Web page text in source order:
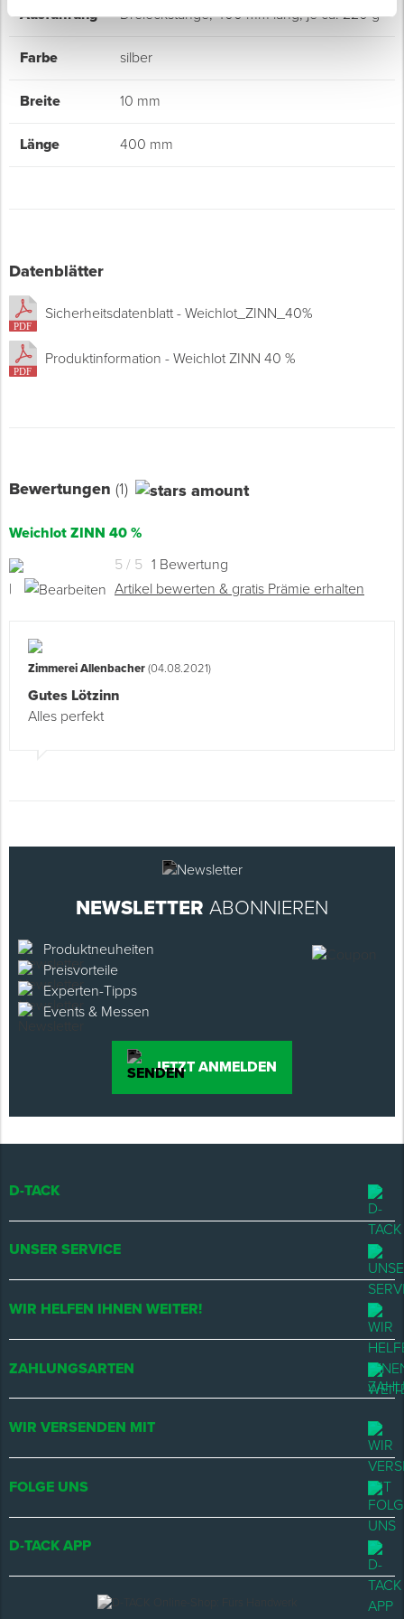
Ausführung Dreieckstange, 400 mm lang, je ca. 220 g
Farbe silber
Breite 10 mm
Länge 400 mm
Datenblätter
Sicherheitsdatenblatt - Weichlot_ZINN_40%
Produktinformation - Weichlot ZINN 40 %
Bewertungen (1)
Weichlot ZINN 40 %
5 / 5 1 Bewertung
|
Artikel bewerten & gratis Prämie erhalten
Zimmerei Allenbacher(04.08.2021)
Gutes Lötzinn
Alles perfekt
NEWSLETTER ABONNIEREN
Produktneuheiten
Preisvorteile
Experten-Tipps
Events & Messen
JETZT ANMELDEN
D-TACK
UNSER SERVICE
WIR HELFEN IHNEN WEITER!
ZAHLUNGSARTEN
WIR VERSENDEN MIT
FOLGE UNS
D-TACK APP